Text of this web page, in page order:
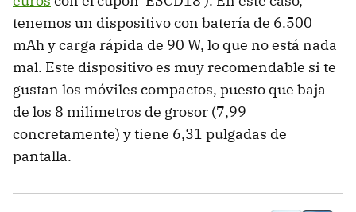
tenemos un dispositivo con batería de 6.500
mAh y carga rápida de 90 W, lo que no está nada
mal. Este dispositivo es muy recomendable si te
gustan los móviles compactos, puesto que baja
de los 8 milímetros de grosor (7,99
concretamente) y tiene 6,31 pulgadas de
pantalla.